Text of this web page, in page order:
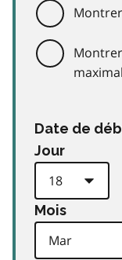
Date de
Jour
Mois